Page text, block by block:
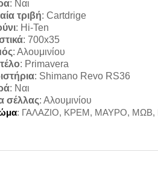
: Ναι
τριβή: Cartdrige
: Hi-Ten
: 700x35
: Αλουμινίου
: Primavera
: Shimano Revo RS36
: Ναι
σέλλας: Αλουμινίου
: ΓΑΛΑΖΙΟ, ΚΡΕΜ, ΜΑΥΡΟ, ΜΩΒ,